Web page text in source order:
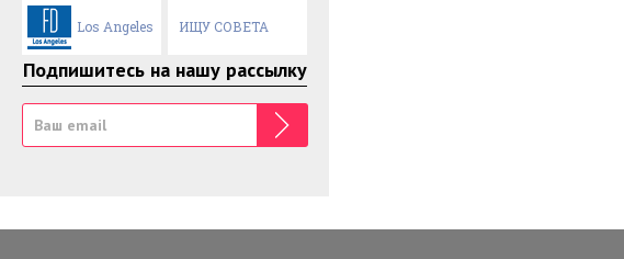
Los Angeles ИЩУ СОВЕТА
Подпишитесь на нашу рассылку